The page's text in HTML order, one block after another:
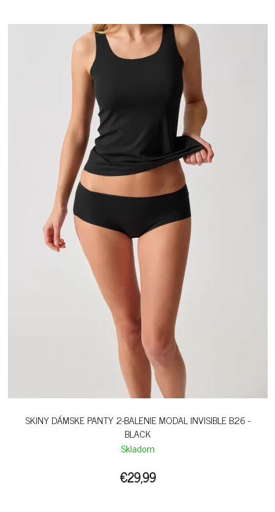
SKINY DÁMSKE PANTY 2-BALENIE MODAL INVISIBLE B26 -
BLACK
Skladom
€29,99